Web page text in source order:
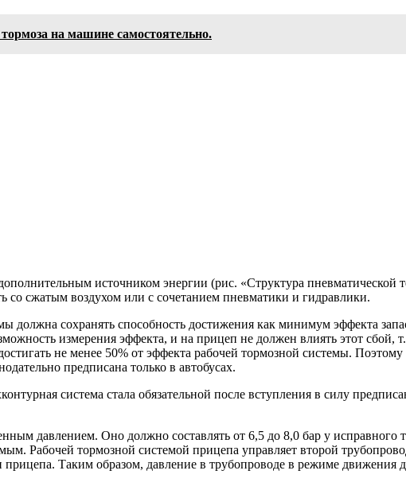
на машине самостоятельно.
источником энергии (рис. «Структура
со сжатым воздухом или с сочета­нием пневматики и гидравлики.
должна сохранять способность достижения как минимум эффекта
измерения эффекта, и на прицеп не должен влиять этот сбой,
не менее 50% от эффекта рабочей тормозной системы. Поэтому
предписана только в автобусах.
система стала обязательной после вступления в силу
давлением. Оно должно составлять от 6,5 до 8,0 бар у исправного
Рабочей тормозной системой прицепа управляет второй
Таким образом, давление в трубопроводе в режиме движения